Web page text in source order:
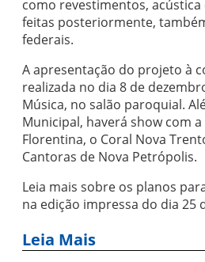
como revestimentos,
feitas posteriormente,
federais.
A apresentação do projeto à
realizada no dia 8 de
Música, no salão paroquial.
Municipal, haverá show com
Florentina, o Coral Nova
Cantoras de Nova Petrópolis.
Leia mais sobre os planos
na edição impressa do dia 25
Leia Mais